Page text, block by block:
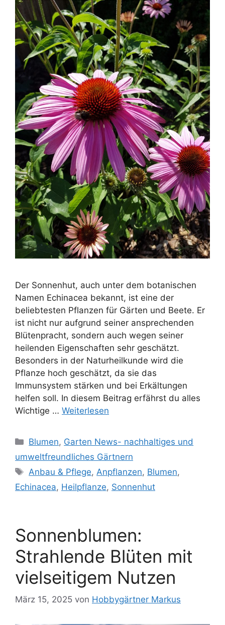
Der Sonnenhut, auch unter dem botanischen
Namen Echinacea bekannt, ist eine der
beliebtesten Pflanzen für Gärten und Beete. Er
ist nicht nur aufgrund seiner ansprechenden
Blütenpracht, sondern auch wegen seiner
heilenden Eigenschaften sehr geschätzt.
Besonders in der Naturheilkunde wird die
Pflanze hoch geschätzt, da sie das
Immunsystem stärken und bei Erkältungen
helfen soll. In diesem Beitrag erfährst du alles
Wichtige … Weiterlesen
Kategorien
Blumen, Garten News- nachhaltiges und
umweltfreundliches Gärtnern
Schlagwörter
Anbau & Pflege, Anpflanzen, Blumen,
Echinacea, Heilpflanze, Sonnenhut
Sonnenblumen:
Strahlende Blüten mit
vielseitigem Nutzen
März 15, 2025 von Hobbygärtner Markus